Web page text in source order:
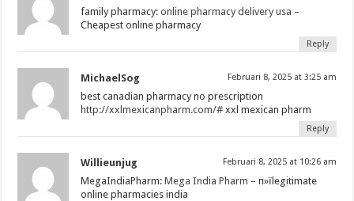
family pharmacy:online pharmacy delivery usa –
Cheapest online pharmacy
Reply
MichaelSog Februari 8, 2025 at 3:25 am
best canadian pharmacy no prescription
http://xxlmexicanpharm.com/# xxl mexican pharm
Reply
Willieunjug Februari 8, 2025 at 10:26 am
MegaIndiaPharm:Mega India Pharm – п»їlegitimate
online pharmacies india